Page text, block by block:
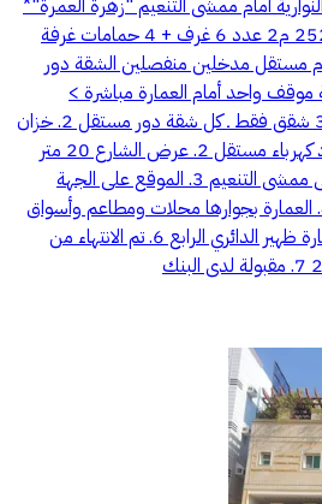
أمام ممشى التنعيم "زهرة العمرة"*
مساحتها بحسب الصك 252.26 م2 عدد 6 غرف + 4 حمامات غرفة
مستقل مدخلين منفصلين الشقة دور
واحد أمام العمارة مباشرة >
*المميزات :* 1. العمارة فيها 3 شقق فقط ـ كل شقة دور مستقل 2. خزان
سفلي وعلوي مستقل 3. عداد كهرباء مستقل 2. عرض الشارع 20 متر
على الطبيعة مطل مباشرة على ممشى التنعيم 3. الموقع على الجهة
المرتفعة من ممشى التنعيم 4. العمارة بجوارها محلات ومطاعم وأسواق
وحركة مستمرة 5. موقع العمارة ظهير الدائري الرابع 6. تم الانتهاء من